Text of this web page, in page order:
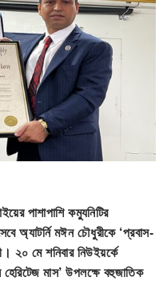
পাশাপাশি কম্যুনিটির
অ্যাটর্নি মঈন চৌধুরীকে ‘প্রবাস-
২০ মে শনিবার নিউইয়র্কে
মাস’ উপলক্ষে বহুজাতিক